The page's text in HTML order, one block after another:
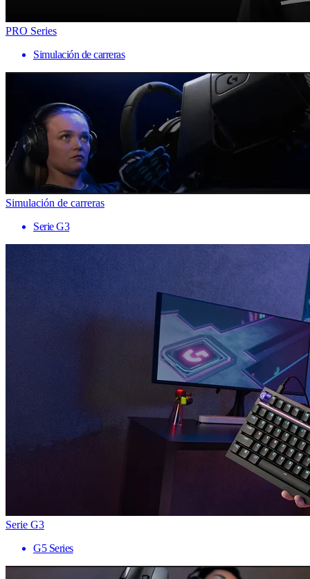
PRO Series
Simulación de carreras
Simulación de carreras
Serie G3
Serie G3
G5 Series